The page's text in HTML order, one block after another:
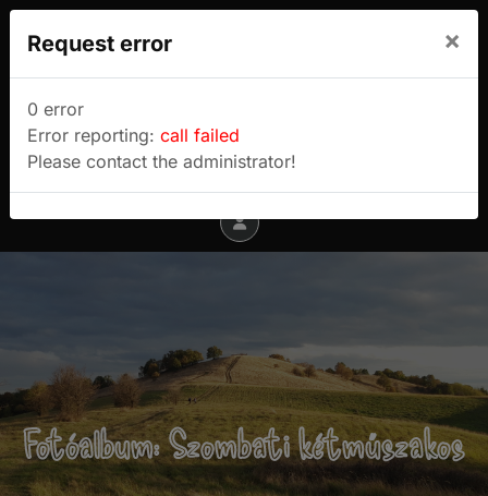
Sulyok Gábor túrablogja
Menu
Fotóalbum: Szombati kétműszakos
Request error ×
0 error
Error reporting: call failed
Please contact the administrator!